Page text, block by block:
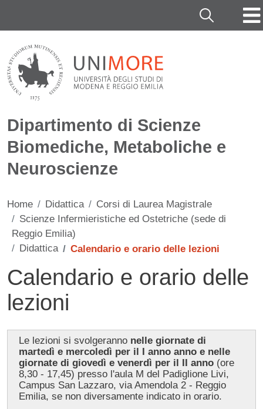
Cerca
Dipartimento di Scienze
Biomediche, Metaboliche e
Neuroscienze
Home Didattica
Corsi di Laurea Magistrale
Scienze Infermieristiche ed Ostetriche (sede di
Reggio Emilia)
Didattica
Calendario e orario delle lezioni
Calendario e orario delle
lezioni
Contenuto
Le lezioni si svolgeranno nelle giornate di
martedì e mercoledì per il I anno anno e nelle
giornate di giovedì e venerdì per il II anno (ore
8,30 - 17,45) presso l'aula M del Padiglione Livi,
Campus San Lazzaro, via Amendola 2 - Reggio
Emilia, se non diversamente indicato in orario.